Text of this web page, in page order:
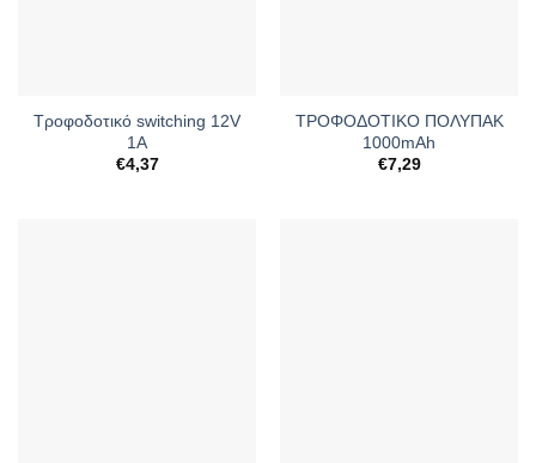
Τροφοδοτικό switching 12V
1A
€4,37
ΤΡΟΦΟΔΟΤΙΚΟ ΠΟΛΥΠΑΚ
1000mAh
€7,29